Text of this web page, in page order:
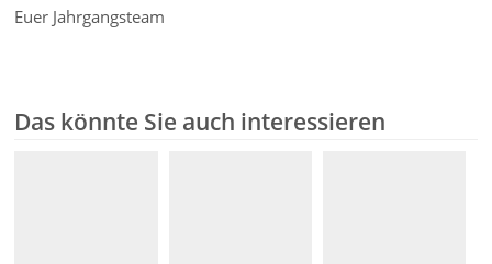
Euer Jahrgangsteam
Das könnte Sie auch interessieren